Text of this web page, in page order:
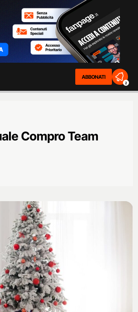
ABBONATI
2
Compro Team